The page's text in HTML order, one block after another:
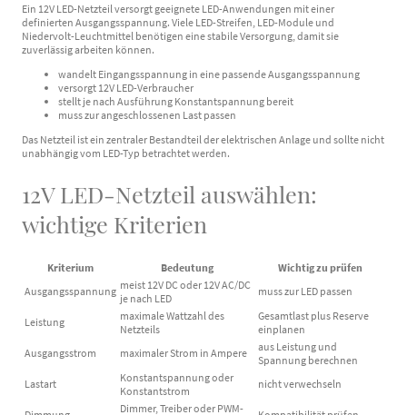
Ein 12V LED-Netzteil versorgt geeignete LED-Anwendungen mit einer
definierten Ausgangsspannung. Viele LED-Streifen, LED-Module und
Niedervolt-Leuchtmittel benötigen eine stabile Versorgung, damit sie
zuverlässig arbeiten können.
wandelt Eingangsspannung in eine passende Ausgangsspannung
versorgt 12V LED-Verbraucher
stellt je nach Ausführung Konstantspannung bereit
muss zur angeschlossenen Last passen
Das Netzteil ist ein zentraler Bestandteil der elektrischen Anlage und sollte nicht
unabhängig vom LED-Typ betrachtet werden.
12V LED-Netzteil auswählen:
wichtige Kriterien
Kriterium Bedeutung
Wichtig zu prüfen
Ausgangsspannung meist 12V DC oder 12V AC/DC
je nach LED
muss zur LED passen
Leistung
maximale Wattzahl des
Netzteils
Gesamtlast plus Reserve
einplanen
Ausgangsstrom
maximaler Strom in Ampere
aus Leistung und
Spannung berechnen
Lastart
Konstantspannung oder
Konstantstrom
nicht verwechseln
Dimmer, Treiber oder PWM-